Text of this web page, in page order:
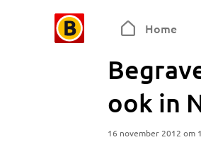
Home
ook in
16 november 2012 om